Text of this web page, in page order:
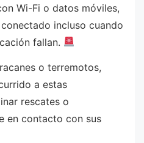
Wi-Fi o datos móviles,
incluso cuando
fallan.
o terremotos,
a estas
rescates o
en contacto con sus